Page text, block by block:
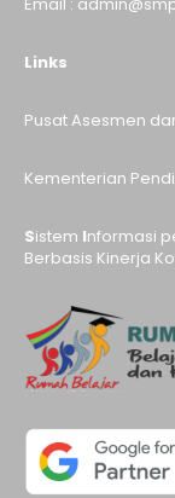
Links
Pusat Asesmen
Kementerian
Sistem Informasi
Berbasis Kinerja